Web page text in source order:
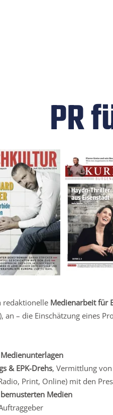
PR
Medienarbeit für
an – die Einschätzung eines
& EPK-Drehs, Vermittlung
Print, Online) mit den
Medien